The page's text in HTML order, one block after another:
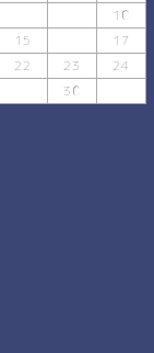
10
15
17
22 23
24
30